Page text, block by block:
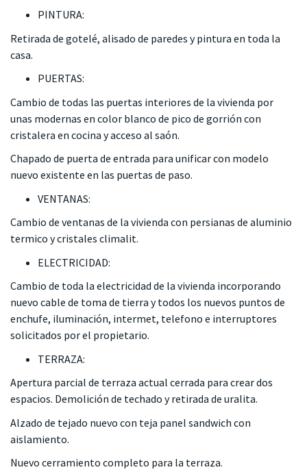
PINTURA:
Retirada de gotelé, alisado de paredes y pintura en toda la
casa.
PUERTAS:
Cambio de todas las puertas interiores de la vivienda por
unas modernas en color blanco de pico de gorrión con
cristalera en cocina y acceso al saón.
Chapado de puerta de entrada para unificar con modelo
nuevo existente en las puertas de paso.
VENTANAS:
Cambio de ventanas de la vivienda con persianas de aluminio
termico y cristales climalit.
ELECTRICIDAD:
Cambio de toda la electricidad de la vivienda incorporando
nuevo cable de toma de tierra y todos los nuevos puntos de
enchufe, iluminación, intermet, telefono e interruptores
solicitados por el propietario.
TERRAZA:
Apertura parcial de terraza actual cerrada para crear dos
espacios. Demolición de techado y retirada de uralita.
Alzado de tejado nuevo con teja panel sandwich con
aislamiento.
Nuevo cerramiento completo para la terraza.